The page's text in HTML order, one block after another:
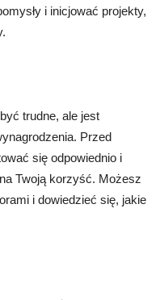
i inicjować projekty,
trudne, ale jest
Przed
się odpowiednio i
Twoją korzyść. Możesz
i dowiedzieć się, jakie